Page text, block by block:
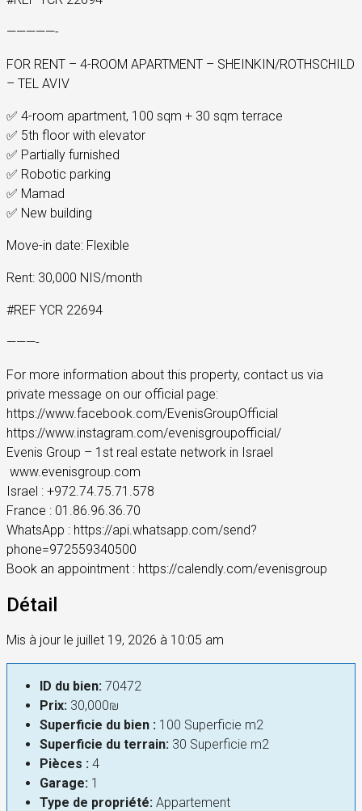
—————-
FOR RENT – 4-ROOM APARTMENT – SHEINKIN/ROTHSCHILD
– TEL AVIV
✅ 4-room apartment, 100 sqm + 30 sqm terrace
✅ 5th floor with elevator
✅ Partially furnished
✅ Robotic parking
✅ Mamad
✅ New building
Move-in date: Flexible
Rent: 30,000 NIS/month
#REF YCR 22694
———-
For more information about this property, contact us via
private message on our official page:
https://www.facebook.com/EvenisGroupOfficial
https://www.instagram.com/evenisgroupofficial/
Evenis Group – 1st real estate network in Israel
️ www.evenisgroup.com
Israel : +972.74.75.71.578
France : 01.86.96.36.70
WhatsApp : https://api.whatsapp.com/send?
phone=972559340500
Book an appointment : https://calendly.com/evenisgroup
Détail
Mis à jour le juillet 19, 2026 à 10:05 am
ID du bien: 70472
Prix: 30,000₪
Superficie du bien : 100 Superficie m2
Superficie du terrain: 30 Superficie m2
Pièces : 4
Garage: 1
Type de propriété: Appartement